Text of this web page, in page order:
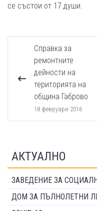
се състои от 17 души.
Справка за
ремонтните
дейности на
територията на
община Габрово
18 февруари 2016
АКТУАЛНО
ЗАВЕДЕНИЕ ЗА
ДОМ ЗА ПЪЛНОЛЕТНИ